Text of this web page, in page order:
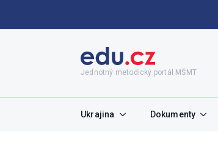
Jednotný metodický portál MŠMT
Ukrajina Dokumenty